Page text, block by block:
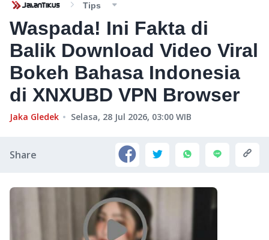
Tips
Waspada! Ini Fakta di
Balik Download Video Viral
Bokeh Bahasa Indonesia
di XNXUBD VPN Browser
Jaka Gledek Selasa, 28 Jul 2026, 03:00 WIB
Share